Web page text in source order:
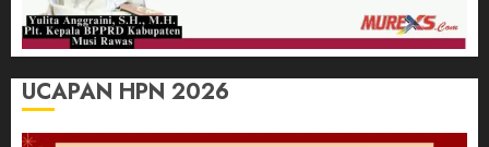
UCAPAN HPN 2026